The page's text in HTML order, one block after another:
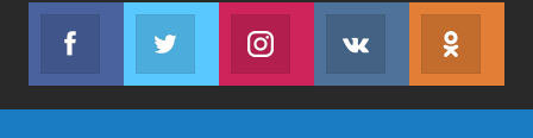
Facebook
Abonează-te
Twitter
Join us on TwitterJoin us on Instagram
Abonează-te